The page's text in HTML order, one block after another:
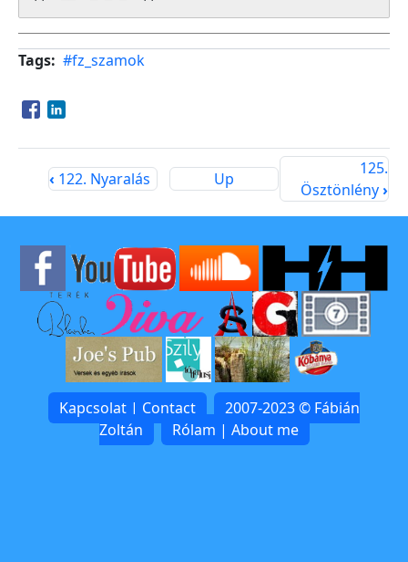
Tags #fz_szamok
Opens in a new window
Opens in a new window
‹ 122. Nyaralás Up
125.
Ösztönlény›
Kapcsolat | Contact
2007-2023 © Fábián
Zoltán
Rólam | About me